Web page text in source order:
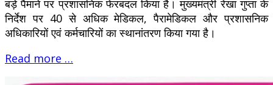
बड़े पैमाने पर प्रशासनिक फेरबदल किया है। मुख्यमंत्री रेखा गुप्ता के
निर्देश पर 40 से अधिक मेडिकल, पैरामेडिकल और प्रशासनिक
अधिकारियों एवं कर्मचारियों का स्थानांतरण किया गया है।
Read more …